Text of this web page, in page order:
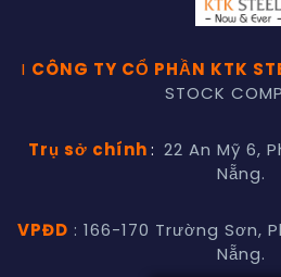
I CÔNG TY CỔ PHẦN KTK
STOCK
Trụ sở chính: 22 An Mỹ 6,
Nẵng.
VPĐD : 166-170 Trường Sơn,
Nẵng.